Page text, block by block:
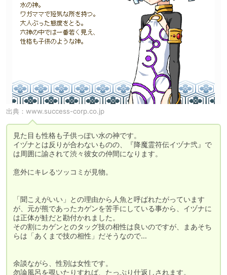
出典： www.success-corp.co.jp
見た目も性格も子供っぽい水の神です。
イヅナとは反りが合わないものの、『降魔霊符伝イヅナ弐』で
は周囲に諭されて渋々彼女の仲間になります。
意外にキレるツッコミが見物。
「聞こえがいい」との理由から人魚と呼ばれたがっています
が、元が熊であったカゲンを苦手にしている事から、イヅナに
は正体が鮭だと勘付かれました。
その割にカゲンとのタッグ技の相性は良いのですが、まあそち
らは「あくまで技の相性」だそうなので…
余談ながら、性別は女性です。
勿論風呂を覗いたりすれば、たっぷり仕返しされます。